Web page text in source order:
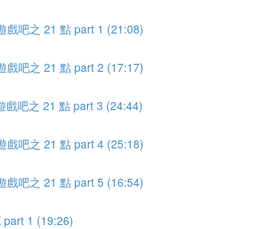
戲吧之 21 點 part 1 (21:08)
戲吧之 21 點 part 2 (17:17)
戲吧之 21 點 part 3 (24:44)
戲吧之 21 點 part 4 (25:18)
戲吧之 21 點 part 5 (16:54)
part 1 (19:26)